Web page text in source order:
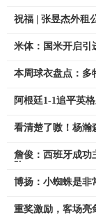
祝福 | 张昱杰外租
米体：国米开启引
本周球衣盘点：多
阿根廷1-1追平英
看清楚了嗷！杨瀚
詹俊：西班牙成功
博扬：小蜘蛛是非
重奖激励，客场亮